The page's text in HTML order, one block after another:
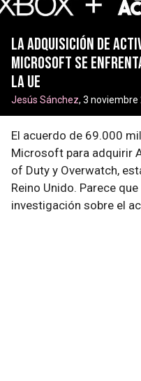
La adquisición de
Microsoft se
la UE
Jesús Sánchez, 3 noviembre
El acuerdo de 69.000
Microsoft para adquirir
of Duty y Overwatch,
Reino Unido. Parece
investigación sobre el